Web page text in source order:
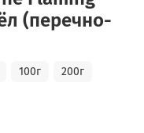
(перечно-
100г
200г